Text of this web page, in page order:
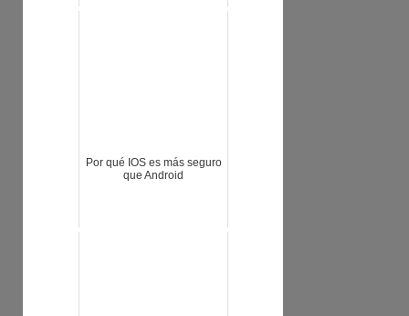
Por qué IOS es más seguro
que Android